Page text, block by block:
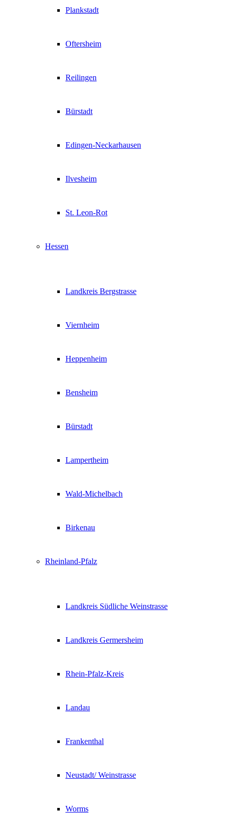
Plankstadt
Oftersheim
Reilingen
Bürstadt
Edingen-Neckarhausen
Ilvesheim
St. Leon-Rot
Hessen
Landkreis Bergstrasse
Viernheim
Heppenheim
Bensheim
Bürstadt
Lampertheim
Wald-Michelbach
Birkenau
Rheinland-Pfalz
Landkreis Südliche Weinstrasse
Landkreis Germersheim
Rhein-Pfalz-Kreis
Landau
Frankenthal
Neustadt/ Weinstrasse
Worms